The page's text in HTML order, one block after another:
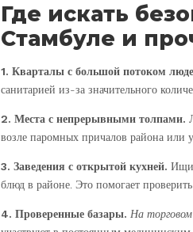
Где искать
Стамбуле и
1. Кварталы с большой потоком
санитарией из-за значительного
2. Места с непрерывными толпами.
возле паромных причалов района или
3. Заведения с открытой кухней.
блюд в районе. Это помогает проверить
4. Проверенные базары. На торговом